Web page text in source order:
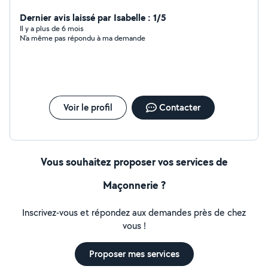
Dernier avis laissé par Isabelle : 1/5
Il y a plus de 6 mois
N'a même pas répondu à ma demande
Voir le profil Contacter
Vous souhaitez proposer vos services de
Maçonnerie ?
Inscrivez-vous et répondez aux demandes près de chez
vous !
Proposer mes services